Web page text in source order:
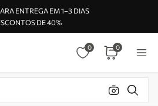
ENTREGA EM 1–3 DIAS
DE 40%
0 0